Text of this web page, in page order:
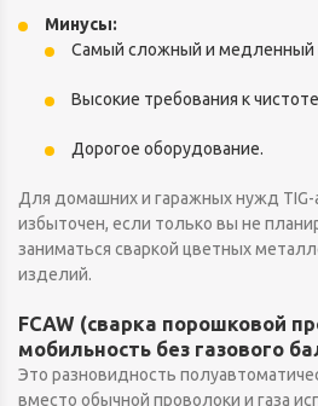
Минусы:
Самый сложный и медленный
Высокие требования к
Дорогое оборудование.
Для домашних и гаражных нужд TIG-
избыточен, если только вы не
заниматься сваркой цветных
изделий.
FCAW (сварка порошковой
мобильность без газового
Это разновидность
вместо обычной проволоки и газа